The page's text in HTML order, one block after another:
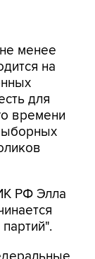
для
времени
РФ Элла